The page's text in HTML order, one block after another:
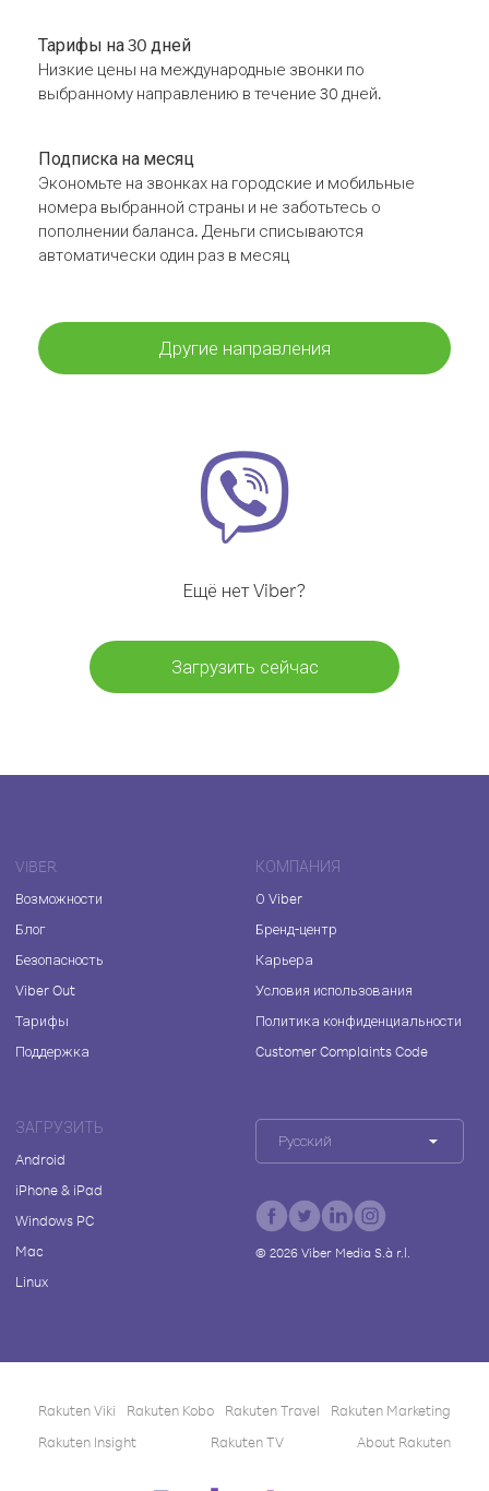
Тарифы на 30 дней
Низкие цены на международные звонки по
выбранному направлению в течение 30 дней.
Подписка на месяц
Экономьте на звонках на городские и мобильные
номера выбранной страны и не заботьтесь о
пополнении баланса. Деньги списываются
автоматически один раз в месяц
Другие направления
Ещё нет Viber?
Загрузить сейчас
VIBER
Возможности
Блог
Безопасность
Viber Out
Тарифы
Поддержка
КОМПАНИЯ
О Viber
Бренд-центр
Карьера
Условия использования
Политика конфиденциальности
Customer Complaints Code
ЗАГРУЗИТЬ
Android
iPhone & iPad
Windows PC
Mac
Linux
Русский
© 2026Viber Media S.à r.l.
Rakuten Viki Rakuten Kobo Rakuten Travel
Rakuten Marketing
Rakuten Insight
Rakuten TV About Rakuten